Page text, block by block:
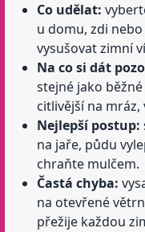
Co udělat:
u domu, zdi
vysušovat zimní
Na co si dát
stejné jako
citlivější na
Nejlepší postup:
na jaře, půdu
chraňte mulčem.
Častá chyba:
na otevřené
přežije každou